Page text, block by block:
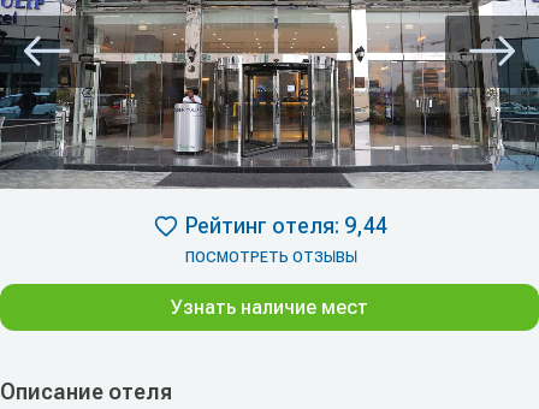
Описание отеля
ПОСМОТРЕТЬ ОТЗЫВЫ
Рейтинг отеля: 9,44
Узнать наличие мест